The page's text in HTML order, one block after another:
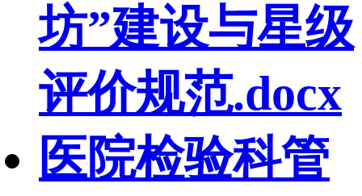
坊”建设与星级
评价规范.docx
医院检验科管